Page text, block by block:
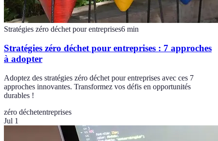
Stratégies zéro déchet pour entreprises6 min
Stratégies zéro déchet pour entreprises : 7 approches
à adopter
Adoptez des stratégies zéro déchet pour entreprises avec ces 7
approches innovantes. Transformez vos défis en opportunités
durables !
zéro déchetentreprises
Jul 1